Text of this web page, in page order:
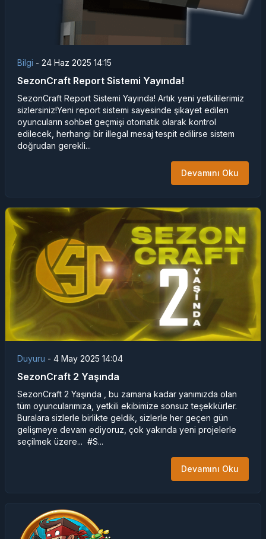
Bilgi - 24 Haz 2025 14:15
SezonCraft Report Sistemi Yayında!
SezonCraft Report Sistemi Yayında! Artık yeni yetkililerimiz
sizlersiniz!Yeni report sistemi sayesinde şikayet edilen
oyuncuların sohbet geçmişi otomatik olarak kontrol
edilecek, herhangi bir illegal mesaj tespit edilirse sistem
doğrudan gerekli...
Devamını Oku
Duyuru - 4 May 2025 14:04
SezonCraft 2 Yaşında
SezonCraft 2 Yaşında , bu zamana kadar yanımızda olan
tüm oyuncularımıza, yetkili ekibimize sonsuz teşekkürler.
Buralara sizlerle birlikte geldik, sizlerle her geçen gün
gelişmeye devam ediyoruz, çok yakında yeni projelerle
seçilmek üzere... #S...
Devamını Oku